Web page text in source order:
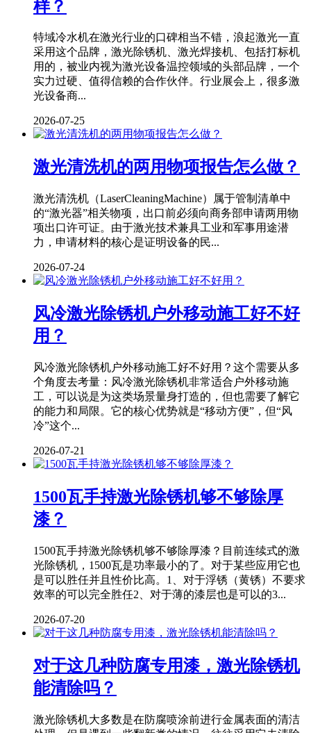
样？
特域冷水机在激光行业的口碑相当不错，浪起激光一直
采用这个品牌，激光除锈机、激光焊接机、包括打标机
用的，被业内视为激光设备温控领域的头部品牌，一个
实力过硬、值得信赖的合作伙伴。行业展会上，很多激
光设备商...
2026-07-25
激光清洗机的两用物项报告怎么做？
激光清洗机（LaserCleaningMachine）属于管制清单中
的“激光器”相关物项，出口前必须向商务部申请两用物
项出口许可证。由于激光技术兼具工业和军事用途潜
力，申请材料的核心是证明设备的民...
2026-07-24
风冷激光除锈机户外移动施工好不好
用？
风冷激光除锈机户外移动施工好不好用？这个需要从多
个角度去考量：风冷激光除锈机非常适合户外移动施
工，可以说是为这类场景量身打造的，但也需要了解它
的能力和局限。它的核心优势就是“移动方便”，但“风
冷”这个...
2026-07-21
1500瓦手持激光除锈机够不够除厚
漆？
1500瓦手持激光除锈机够不够除厚漆？目前连续式的激
光除锈机，1500瓦是功率最小的了。对于某些应用它也
是可以胜任并且性价比高。1、对于浮锈（黄锈）不要求
效率的可以完全胜任2、对于薄的漆层也是可以的3...
2026-07-20
对于这几种防腐专用漆，激光除锈机
能清除吗？
激光除锈机大多数是在防腐喷涂前进行金属表面的清洁